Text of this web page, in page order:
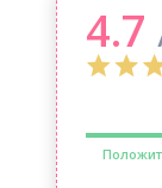
4.7